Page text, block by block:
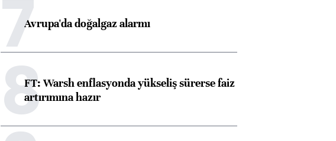
7Avrupa'da doğalgaz alarmı
8FT: Warsh enflasyonda yükseliş sürerse faiz
artırımına hazır